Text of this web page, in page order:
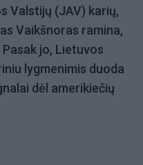
Valstijų (JAV) karių,
Vaikšnoras ramina,
jo, Lietuvos
lygmenimis duoda
dėl amerikiečių